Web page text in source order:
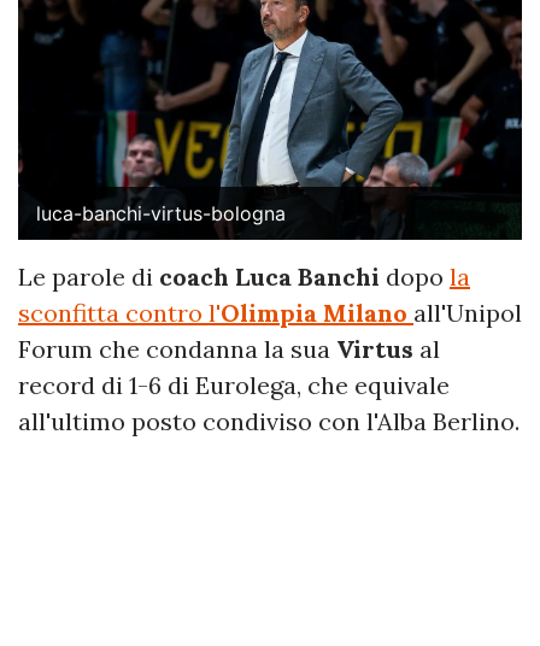
luca-banchi-virtus-bologna
Le parole di coach Luca Banchi dopo la
sconfitta contro l'Olimpia Milano all'Unipol
Forum che condanna la sua Virtus al
record di 1-6 di Eurolega, che equivale
all'ultimo posto condiviso con l'Alba Berlino.